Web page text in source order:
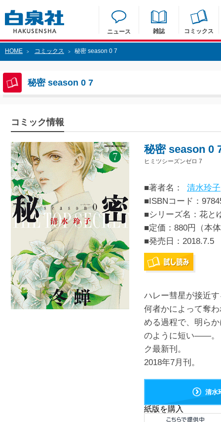
ニュース 雑誌 コミックス
HOME > コミックス > 秘密 season 0 7
秘密 season 0 7
コミック情報
秘密 season 0
ヒミツシーズンゼロ 7
■著者名：
清水玲子
■ISBNコード：
■シリーズ名：花と
■定価：880円（本
■発売日： 2018.7.5
ハレー彗星が接近
何者かによって奪
める過程で、明ら
のように短い――。
ク最新刊。
2018年7月刊。
清水
紙版を購入